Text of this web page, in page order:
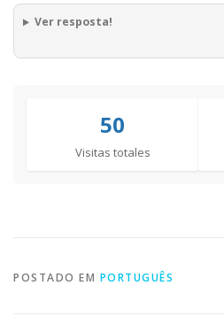
Ver resposta!
50
Visitas totales
POSTADO EM PORTUGUÊS